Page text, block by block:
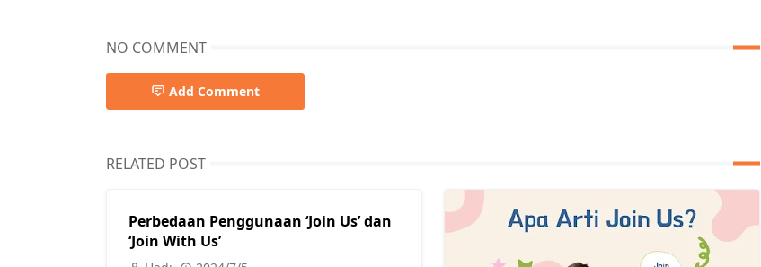
NO COMMENT
Add Comment
RELATED POST
Perbedaan Penggunaan ‘Join Us’ dan
‘Join With Us’